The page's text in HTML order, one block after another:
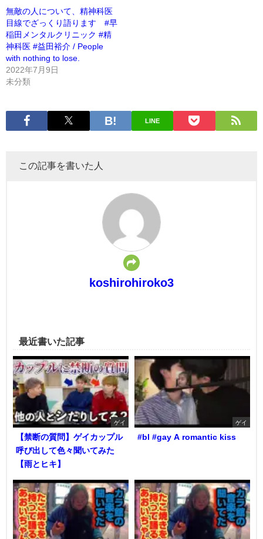
無敵の人について、精神科医
目線でざっくり語ります #早
稲田メンタルクリニック #精
神科医 #益田裕介 / People
with nothing to lose.
2022年7月9日
未分類
LINE
この記事を書いた人
koshirohiroko3
最近書いた記事
ゲイ
【禁断の質問】ゲイカップル
呼び出して色々聞いてみた
【雨とヒキ】
ゲイ
#bl #gay A romantic kiss